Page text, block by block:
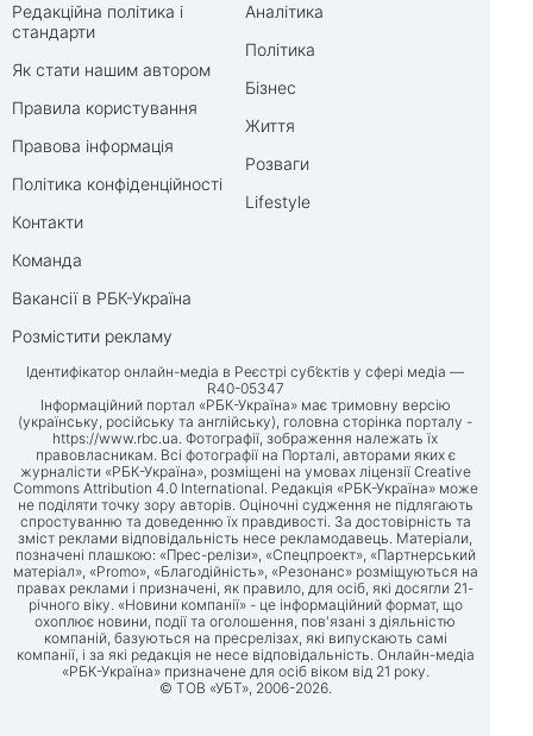
Редакційна політика і
стандарти
Як стати нашим автором
Правила користування
Правова інформація
Політика конфіденційності
Контакти
Команда
Вакансії в РБК-Україна
Розмістити рекламу
Аналітика
Політика
Бізнес
Життя
Розваги
Lifestyle
Ідентифікатор онлайн-медіа в Реєстрі суб’єктів у сфері медіа —
R40-05347
Інформаційний портал «РБК-Україна» має тримовну версію
(українську, російську та англійську), головна сторінка порталу -
https://www.rbc.ua. Фотографії, зображення належать їх
правовласникам. Всі фотографії на Порталі, авторами яких є
журналісти «РБК-Україна», розміщені на умовах ліцензії Creative
Commons Attribution 4.0 International. Редакція «РБК-Україна» може
не поділяти точку зору авторів. Оціночні судження не підлягають
спростуванню та доведенню їх правдивості. За достовірність та
зміст реклами відповідальність несе рекламодавець. Матеріали,
позначені плашкою: «Прес-релізи», «Спецпроект», «Партнерський
матеріал», «Promo», «Благодійність», «Резонанс» розміщуються на
правах реклами і призначені, як правило, для осіб, які досягли 21-
річного віку. «Новини компанії» - це інформаційний формат, що
охоплює новини, події та оголошення, пов'язані з діяльністю
компаній, базуються на пресрелізах, які випускають самі
компанії, і за які редакція не несе відповідальність. Онлайн-медіа
«РБК-Україна» призначене для осіб віком від 21 року.
© ТОВ «УБТ», 2006-2026.